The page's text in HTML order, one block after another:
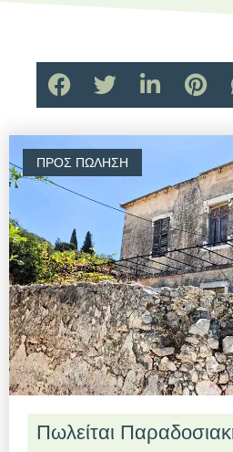
ΠΡΟΣ ΠΏΛΗΣΗ
Πωλείται